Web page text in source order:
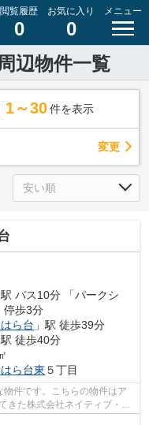
閲覧履歴
0
お気に入り
0
メニュー
辺物件一覧
1～30 件を表示
変更
駅 バス10分 「パークシ
停歩3分
ら台 」駅 徒歩39分
駅 徒歩40分
ら台東 ５丁目
件です。こちらの物件はア
きた株式会社ネイティブ・ト